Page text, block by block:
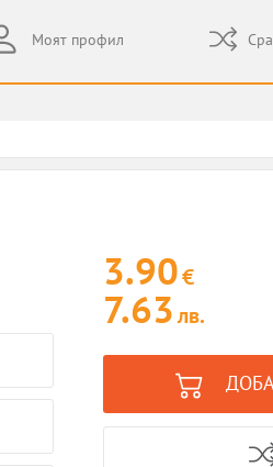
Моят профил
3.90€
7.63лв.